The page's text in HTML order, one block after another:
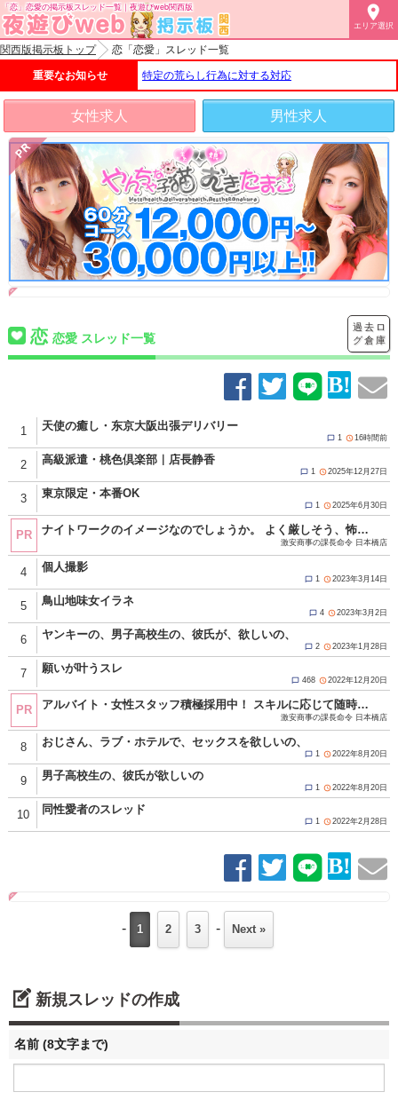
「恋」恋愛の掲示板スレッド一覧｜夜遊びweb関西版 
エリア選択
関西版掲示板トップ 恋「恋愛」スレッド一覧
重要なお知らせ 特定の荒らし行為に対する対応
女性求人 男性求人
恋 恋愛 スレッド一覧
過去ロ
グ倉庫
1 天使の癒し・东京大阪出張デリバリー
 1  16時間前
2 高級派遣・桃色倶楽部｜店長静香
 1 2025年12月27日
3 東京限定・本番OK
 1 2025年6月30日
PR ナイトワークのイメージなのでしょうか。 よく厳しそう、怖そうと言われます。 全然そんな事はありません！！ 当店は真面目で素直でモラルある方であればＯＫ！ 年齢や経験、容姿に学歴などは一切関係ありません。 一度面接にお越し頂ければイメージが変わると思います。 お気軽にお問い合わせください！ ☆当グループは違法な客引き、キャッチ行為、一切ありません。 応募資格 18歳（高校生不可）以上の男女 真面目で素直でモラルある方であればＯＫ。 年齢や経験、容姿に学歴などは一切関係ありません。 出戻りも歓迎してますよ！ 只今アルバイト・女性スタッフ積極採用中！！ ※暴力団関係者及びそれに準ずる方のご応募は、固くお断りさせて頂きます。 ご応募お待ちしております！！ ■応募方法 ・TEL：080-4392-0931 ・MAIL：sharaku_nihonbashi@icloud.com ・LINE ID：sharaku-nihonbashi ※求人担当者まで ■受付時間10：00～24：00 http://www.g-mensrecruit.com/(Ｇ＆Ｔグループ オフィシャル男子求人) 【店舗・受付スタッフ募集中！】
激安商事の課長命令 日本橋店
4 個人撮影
 1 2023年3月14日
5 鳥山地味女イラネ
 4 2023年3月2日
6 ヤンキーの、男子高校生の、彼氏が、欲しいの、
 2 2023年1月28日
7 願いが叶うスレ
 468 2022年12月20日
PR アルバイト・女性スタッフ積極採用中！ スキルに応じて随時昇給！ 努力と頑張りが必ず反映されます！ 仕事内容は店舗運営、企画、経営に携わる全般の業務！ 難しく考える必要はありません！ ☆当グループは違法な客引き、キャッチ行為、一切ありません。 お休みは週休2日可能！もちろん大型連休も★ 《GW・年末年始・連休取得可能／有給休暇あり(要相談)》 現在女性スタッフの募集を強化中！ 以前キャストとして働いていた方や 現在働いていてそろそろ安定した収入が欲しい方 キャストとして働いていた経験を活かして 今度はスタッフとして働いてみませんか？ もちろん全くの業界未経験の方も大歓迎です♪ ★★応募方法★★ ▼ご応募、お問い合わせの際は「夜遊びを見た」とお伝えください▼ 面接は求人担当の管理店舗である十三店で行います。 身分証明書、履歴書のご用意をお願いします。 ・TEL：080-4392-0931 ・MAIL：sharaku_nihonbashi@icloud.com ・LINE ID：sharaku-nihonbashi ※求人担当者まで ■受付時間10：00～24：00 http://www.g-mensrecruit.com/(Ｇ＆Ｔグループ オフィシャル男子求人) 店舗・受付女性スタッフ積極採用中！！
激安商事の課長命令 日本橋店
8 おじさん、ラブ・ホテルで、セックスを欲しいの、
 1 2022年8月20日
9 男子高校生の、彼氏が欲しいの
 1 2022年8月20日
10 同性愛者のスレッド
 1 2022年2月28日
- 1 2 3 - Next »
新規スレッドの作成
名前 (8文字まで)